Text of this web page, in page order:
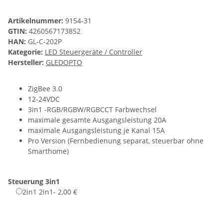
Artikelnummer: 9154-31
GTIN: 4260567173852
HAN: GL-C-202P
Kategorie: LED Steuergeräte / Controller
Hersteller: GLEDOPTO
ZigBee 3.0
12-24VDC
3in1 -RGB/RGBW/RGBCCT Farbwechsel
maximale gesamte Ausgangsleistung 20A
maximale Ausgangsleistung je Kanal 15A
Pro Version (Fernbedienung separat, steuerbar ohne
Smarthome)
Steuerung 3in1
2in1 2in1- 2,00 €